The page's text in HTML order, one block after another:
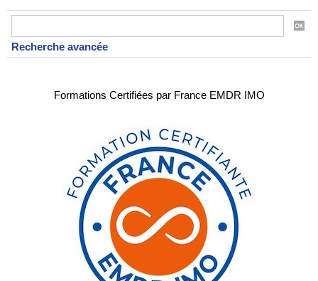
Recherche avancée
Formations Certifiées par France EMDR IMO